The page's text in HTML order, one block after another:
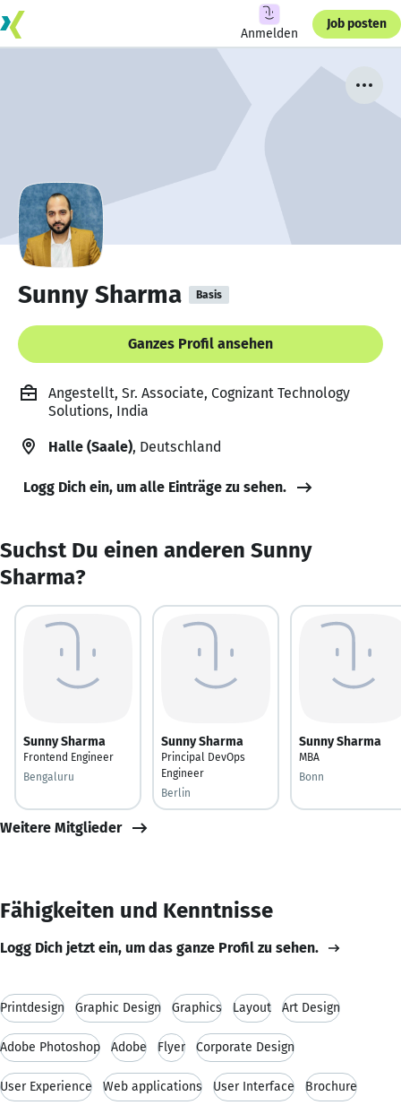
Anmelden
Job posten
Sunny Sharma Basis
Ganzes Profil ansehen
Angestellt, Sr. Associate, Cognizant Technology
Solutions, India
Halle (Saale), Deutschland
Logg Dich ein, um alle Einträge zu sehen.
Suchst Du einen anderen Sunny
Sharma?
Sunny Sharma
Frontend Engineer
Bengaluru
Sunny Sharma
Principal DevOps
Engineer
Berlin
Sunny Sharma
MBA
Bonn
Weitere Mitglieder
Fähigkeiten und Kenntnisse
Logg Dich jetzt ein, um das ganze Profil zu sehen.
Printdesign Graphic Design Graphics Layout Art Design
Adobe Photoshop Adobe Flyer Corporate Design
User Experience Web applications User Interface Brochure